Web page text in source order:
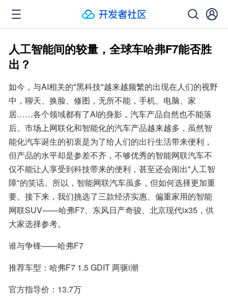
人工智能间的较量，全球车哈弗F7能否胜
出？
如今，与AI相关的"黑科技"越来越频繁的出现在人们的视野
中，聊天、换脸、修图，无所不能，手机、电脑、家
居……各个领域都有了AI的身影，汽车产品自然也不能落
后。市场上网联化和智能化的汽车产品越来越多，虽然智
能化汽车诞生的初衷是为了给人们的出行生活带来便利，
但产品的水平却是参差不齐，不够优秀的智能网联汽车不
仅不能让人享受到科技带来的便利，甚至还会闹出"人工智
障"的笑话。所以，智能网联汽车虽多，但如何选择更加重
要。接下来，我们挑选了三款经济实惠、偏重家用的智能
网联SUV——哈弗F7、东风日产奇骏、北京现代ix35，供
大家选择参考。
谁与争锋——哈弗F7
推荐车型：哈弗F7 1.5 GDIT 两驱i潮
官方指导价：13.7万